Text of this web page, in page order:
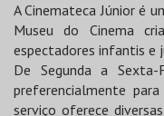
A Cinemateca Júnior é
Museu do Cinema
espectadores infantis e
De Segunda a Sexta-
preferencialmente
serviço oferece